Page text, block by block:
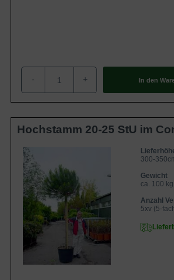
- + In den
Hochstamm 20-25 StU im
300-
Gewicht
ca. 100 kg
Anzahl
5xv (5-